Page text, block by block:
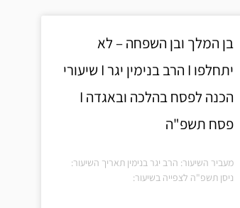
בן המלך ובן השפחה – לא
יתחלפו I הרב בנימין יגר I שיעורי
הכנה לפסח בהלכה ובאגדה I
פסח תשפ"ה
מעביר השיעור: הרב יגר בנימין תאריך השיעור:
ניסן תשפ"ה לצפייה בשיעור: